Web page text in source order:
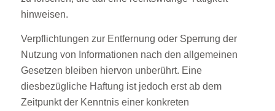
hinweisen.
Verpflichtungen zur Entfernung oder Sperrung der
Nutzung von Informationen nach den allgemeinen
Gesetzen bleiben hiervon unberührt. Eine
diesbezügliche Haftung ist jedoch erst ab dem
Zeitpunkt der Kenntnis einer konkreten